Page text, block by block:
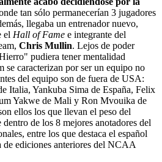
tan sólo permanecerían 3 jugadores
llegaba un entrenador nuevo,
el Hall of Fame e integrante del
Chris Mullin. Lejos de poder
pudiera tener mentalidad
se caracterizan por ser un equipo no
del equipo son de fuera de USA:
Italia, Yankuba Sima de España, Felix
Yakwe de Mali y Ron Mvouika de
ellos los que llevan el peso del
de los 8 mejores anotadores del
entre los que destaca el español
de ediciones anteriores del NCAA